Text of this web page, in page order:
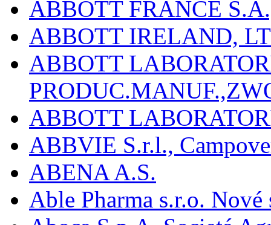
ABBOTT FRANCE
ABBOTT IRELAND,
ABBOTT
ABBOTT
ABBVIE S.r.l.,
ABENA A.S.
Able Pharma s.r.o.